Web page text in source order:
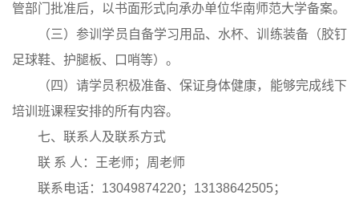
管部门批准后，以书面形式向承办单位华南师范大学备案。
（三）参训学员自备学习用品、水杯、训练装备（胶钉
足球鞋、护腿板、口哨等）。
（四）请学员积极准备、保证身体健康，能够完成线下
培训班课程安排的所有内容。
七、联系人及联系方式
联 系 人：王老师；周老师
联系电话：13049874220；13138642505；